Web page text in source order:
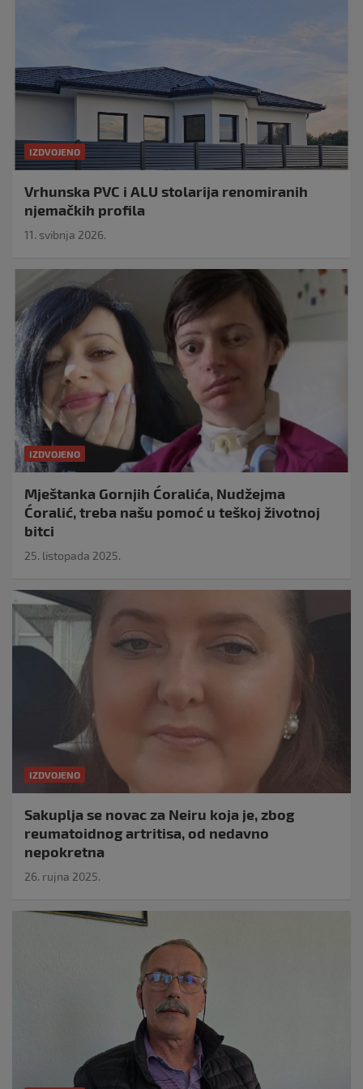
IZDVOJENO
Vrhunska PVC i ALU stolarija renomiranih
njemačkih profila
11. svibnja 2026.
IZDVOJENO
Mještanka Gornjih Ćoralića, Nudžejma
Ćoralić, treba našu pomoć u teškoj životnoj
bitci
25. listopada 2025.
IZDVOJENO
Sakuplja se novac za Neiru koja je, zbog
reumatoidnog artritisa, od nedavno
nepokretna
26. rujna 2025.